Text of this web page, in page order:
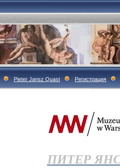
Pieter Jansz Quast Регистрация
ПИТЕР